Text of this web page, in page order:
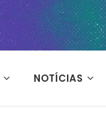
NOTÍCIAS